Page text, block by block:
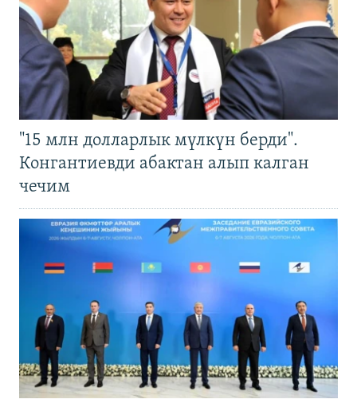
"15 млн долларлык мүлкүн берди".
Конгантиевди абактан алып калган
чечим